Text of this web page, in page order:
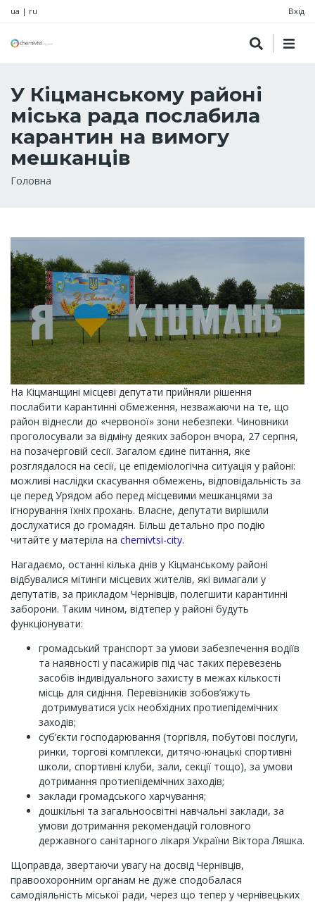
ua | ru Вхід
У Кіцманському районі
міська рада послабила
карантин на вимогу
мешканців
Рядок
Головна
На Кіцманщині місцеві депутати прийняли рішення
послабити карантинні обмеження, незважаючи на те, що
район віднесли до «червоної» зони небезпеки. Чиновники
проголосували за відміну деяких заборон вчора, 27 серпня,
на позачерговій сесії. Загалом єдине питання, яке
розглядалося на сесії, це епідеміологічна ситуація у районі:
можливі наслідки скасування обмежень, відповідальність за
це перед Урядом або перед місцевими мешканцями за
ігнорування їхніх прохань. Власне, депутати вирішили
дослухатися до громадян. Більш детально про подію
читайте у матеріла на chernivtsi-city.
Нагадаємо, останні кілька днів у Кіцманському районі
відбувалися мітинги місцевих жителів, які вимагали у
депутатів, за прикладом Чернівців, полегшити карантинні
заборони. Таким чином, відтепер у районі будуть
функціонувати:
громадський транспорт за умови забезпечення водіїв
та наявності у пасажирів під час таких перевезень
засобів індивідуального захисту в межах кількості
місць для сидіння. Перевізників зобов’яжуть
дотримуватися усіх необхідних протиепідемічних
заходів;
суб’єкти господарювання (торгівля, побутові послуги,
ринки, торгові комплекси, дитячо-юнацькі спортивні
школи, спортивні клуби, зали, секції тощо), за умови
дотримання протиепідемічних заходів;
заклади громадського харчування;
дошкільні та загальноосвітні навчальні заклади, за
умови дотримання рекомендацій головного
державного санітарного лікаря України Віктора Ляшка.
Щоправда, звертаючи увагу на досвід Чернівців,
правоохоронним органам не дуже сподобалася
самодіяльність міської ради, через що тепер у чернівецьких